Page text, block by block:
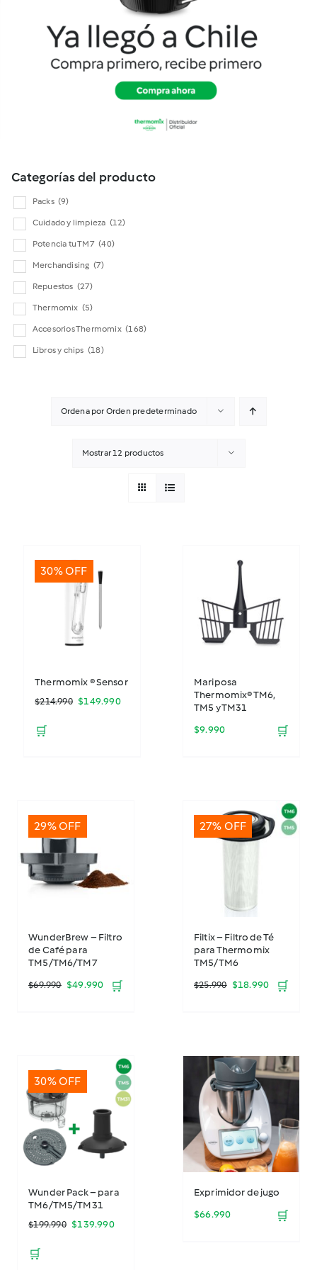
Cookidoo
Categorías del producto
Packs (9)
Cuidado y limpieza (12)
Potencia tu TM7 (40)
Merchandising (7)
Repuestos (27)
Thermomix (5)
Accesorios Thermomix (168)
Libros y chips (18)
Ordena porOrden predeterminado
Mostrar12 productos
30% OFF
Thermomix ® Sensor
$214.990 El
$149.990El
🛒
Mariposa
Thermomix® TM6,
TM5 y TM31
$9.990 🛒
29% OFF
WunderBrew – Filtro
de Café para
TM5/TM6/TM7
$69.990 El
$69.990.
$49.990El
$49.990.
🛒
27% OFF
Filtix – Filtro de Té
para Thermomix
TM5/TM6
$25.990 El
era:
$25.990.
$18.990El
es:
🛒
30% OFF
Wunder Pack – para
TM6/TM5/TM31
$199.990 El
$139.990El
🛒
Exprimidor de jugo
$66.990 🛒